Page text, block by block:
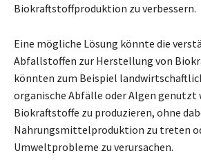
Biokraftstoffproduktion zu verbessern.
Eine mögliche Lösung könnte die
Abfallstoffen zur Herstellung von
könnten zum Beispiel
organische Abfälle oder Algen genutzt
Biokraftstoffe zu produzieren, ohne
Nahrungsmittelproduktion zu treten
Umweltprobleme zu verursachen.